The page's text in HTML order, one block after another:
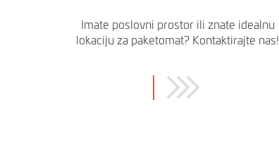
Imate poslovni prostor ili znate idealnu
lokaciju za paketomat? Kontaktirajte nas!